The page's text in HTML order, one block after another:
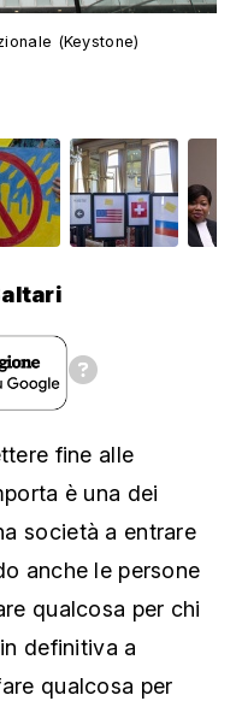
(Keystone)
fine alle
è una dei
società a entrare
anche le persone
qualcosa per chi
definitiva a
qualcosa per